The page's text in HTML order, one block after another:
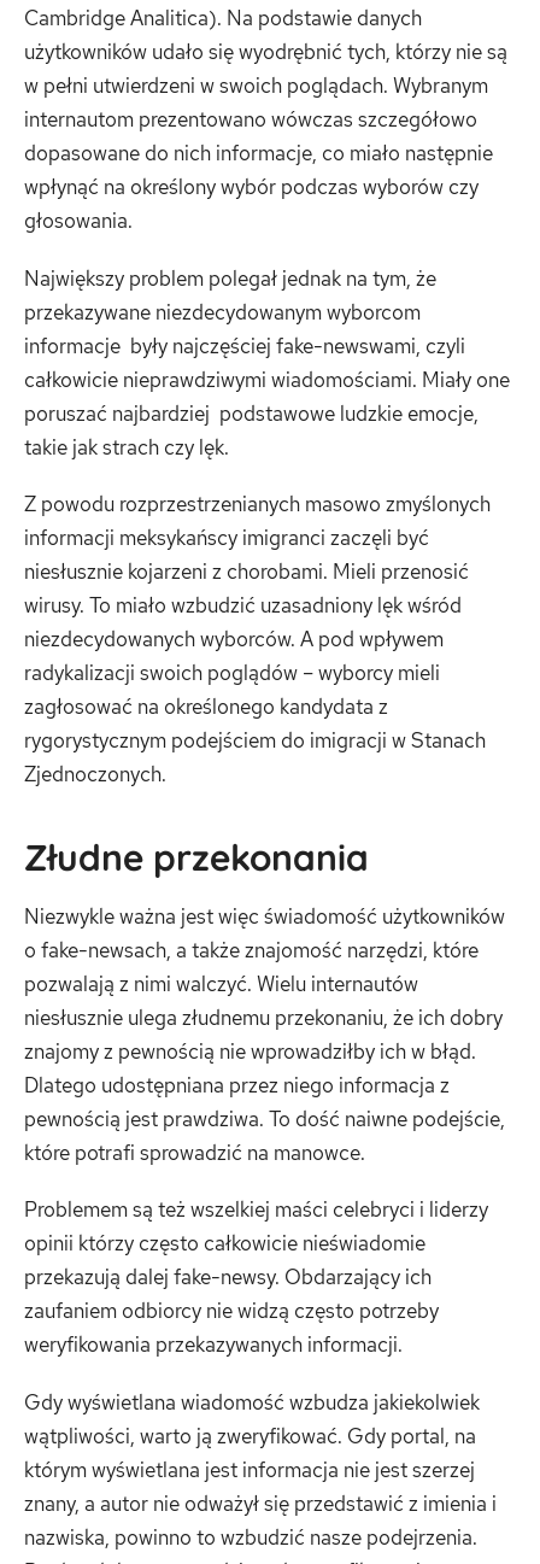
Cambridge Analitica). Na podstawie danych
użytkowników udało się wyodrębnić tych, którzy nie są
w pełni utwierdzeni w swoich poglądach. Wybranym
internautom prezentowano wówczas szczegółowo
dopasowane do nich informacje, co miało następnie
wpłynąć na określony wybór podczas wyborów czy
głosowania.
Największy problem polegał jednak na tym, że
przekazywane niezdecydowanym wyborcom
informacje były najczęściej fake-newswami, czyli
całkowicie nieprawdziwymi wiadomościami. Miały one
poruszać najbardziej podstawowe ludzkie emocje,
takie jak strach czy lęk.
Z powodu rozprzestrzenianych masowo zmyślonych
informacji meksykańscy imigranci zaczęli być
niesłusznie kojarzeni z chorobami. Mieli przenosić
wirusy. To miało wzbudzić uzasadniony lęk wśród
niezdecydowanych wyborców. A pod wpływem
radykalizacji swoich poglądów – wyborcy mieli
zagłosować na określonego kandydata z
rygorystycznym podejściem do imigracji w Stanach
Zjednoczonych.
Złudne przekonania
Niezwykle ważna jest więc świadomość użytkowników
o fake-newsach, a także znajomość narzędzi, które
pozwalają z nimi walczyć. Wielu internautów
niesłusznie ulega złudnemu przekonaniu, że ich dobry
znajomy z pewnością nie wprowadziłby ich w błąd.
Dlatego udostępniana przez niego informacja z
pewnością jest prawdziwa. To dość naiwne podejście,
które potrafi sprowadzić na manowce.
Problemem są też wszelkiej maści celebryci i liderzy
opinii którzy często całkowicie nieświadomie
przekazują dalej fake-newsy. Obdarzający ich
zaufaniem odbiorcy nie widzą często potrzeby
weryfikowania przekazywanych informacji.
Gdy wyświetlana wiadomość wzbudza jakiekolwiek
wątpliwości, warto ją zweryfikować. Gdy portal, na
którym wyświetlana jest informacja nie jest szerzej
znany, a autor nie odważył się przedstawić z imienia i
nazwiska, powinno to wzbudzić nasze podejrzenia.